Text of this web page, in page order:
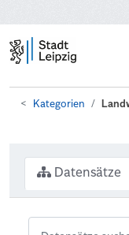
Kategorien
Datensätze